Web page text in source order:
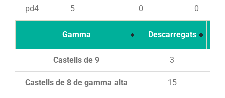
pd4 5 0 0
Gamma Descarregats
Castells de 9 3
Castells de 8 de gamma alta 15